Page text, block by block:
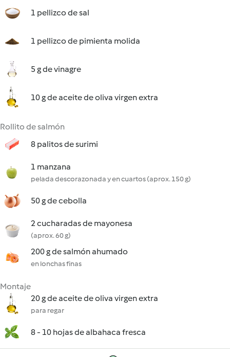
1 pellizco de sal
1 pellizco de pimienta molida
5 g de vinagre
10 g de aceite de oliva virgen extra
Rollito de salmón
8 palitos de surimi
1 manzana
pelada descorazonada y en cuartos (aprox. 150 g)
50 g de cebolla
2 cucharadas de mayonesa
(aprox. 60 g)
200 g de salmón ahumado
en lonchas finas
Montaje
20 g de aceite de oliva virgen extra
para regar
8 - 10 hojas de albahaca fresca